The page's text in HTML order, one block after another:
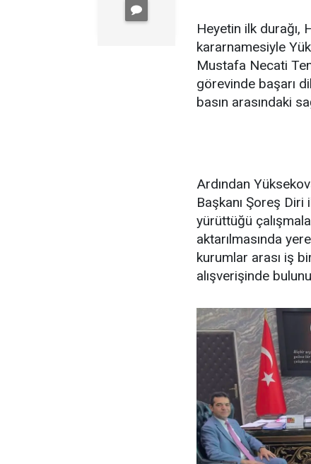
Heyetin ilk durağı,
kararnamesiyle
Mustafa Necati
görevinde başarı
basın arasındaki
Ardından
Başkanı Şoreş
yürüttüğü
aktarılmasında
kurumlar arası iş
alışverişinde